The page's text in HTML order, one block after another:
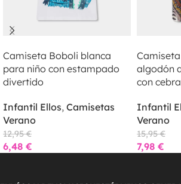
Camiseta Boboli blanca
para niño con estampado
divertido
Infantil Ellos, Camisetas
Verano
12,95€
6,48 €
algodón
con cebra
Infantil
Verano
15,95€
7,98 €